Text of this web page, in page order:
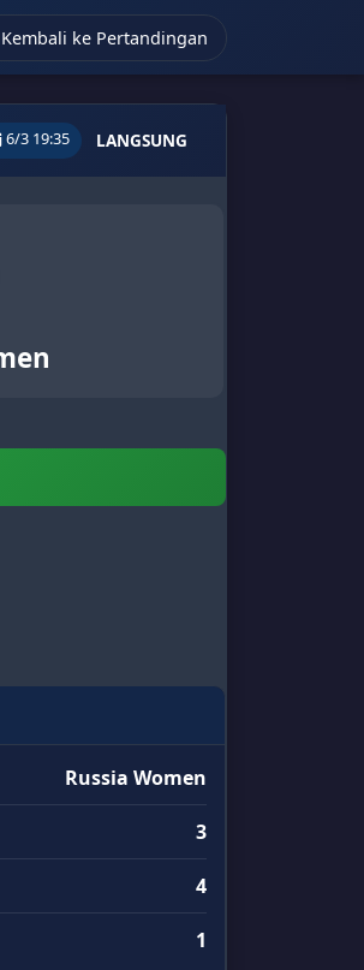
Kembali ke Pertandingan
6/3 19:35 LANGSUNG
Russia Women
3
4
1